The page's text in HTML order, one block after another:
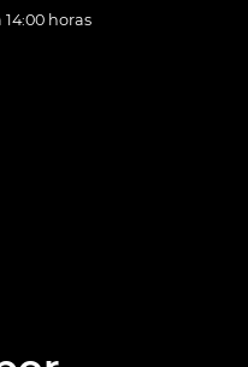
14:00 horas